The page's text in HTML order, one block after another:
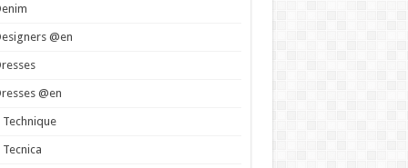
@en
@en
Technique
Tecnica